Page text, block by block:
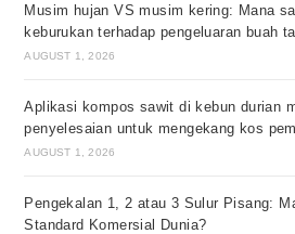
Musim hujan VS musim kering: Mana
keburukan terhadap pengeluaran buah
AUGUST 1, 2026
Aplikasi kompos sawit di kebun durian
penyelesaian untuk mengekang kos
AUGUST 1, 2026
Pengekalan 1, 2 atau 3 Sulur Pisang:
Standard Komersial Dunia?